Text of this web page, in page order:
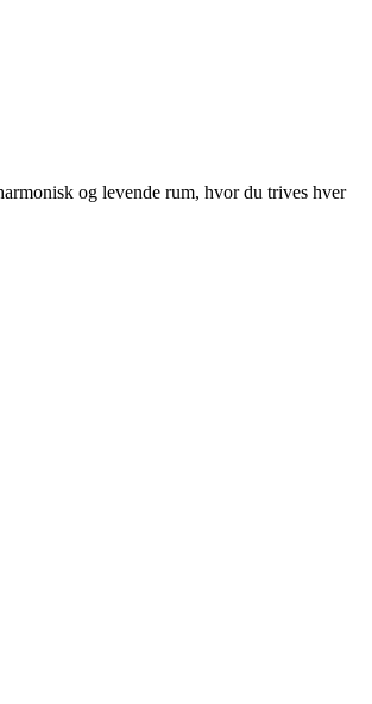
og levende rum, hvor du trives hver